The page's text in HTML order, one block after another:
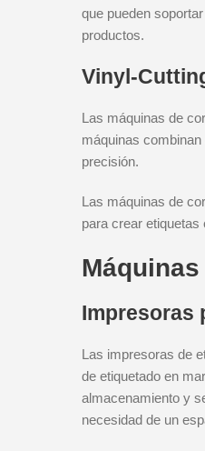
que pueden
productos.
Vinyl-
Las máquinas de
máquinas
precisión.
Las máquinas de
para crear
Impresoras
Las impresoras de
de etiquetado en
almacenamiento y
necesidad de un